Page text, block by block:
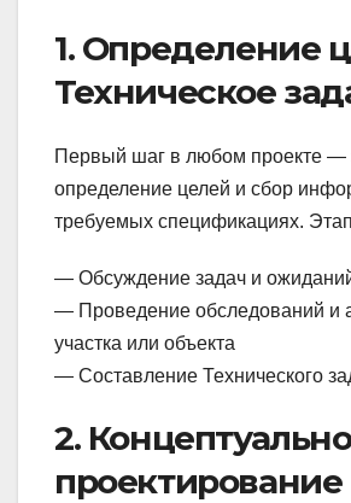
1. Определение
Техническое
Первый шаг в любом проекте —
определение целей и сбор
требуемых спецификациях.
— Обсуждение задач и ожиданий
— Проведение обследований и
участка или объекта
— Составление Технического
2.
проектирование